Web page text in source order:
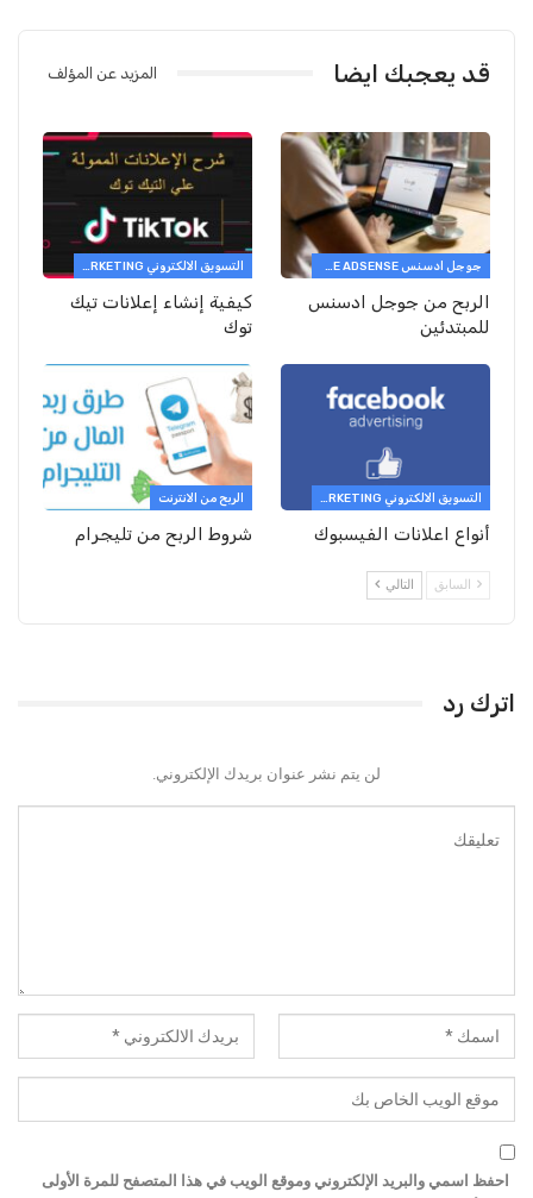
قد يعجبك ايضا المزيد عن المؤلف
جوجل ادسنس GOOGLE ADSENSE
الربح من جوجل ادسنس
للمبتدئين
التسويق الالكتروني E-MARKETING
كيفية إنشاء إعلانات تيك
توك
التسويق الالكتروني E-MARKETING
أنواع اعلانات الفيسبوك
الربح من الانترنت
شروط الربح من تليجرام
السابق التالي
اترك رد
لن يتم نشر عنوان بريدك الإلكتروني.
احفظ اسمي والبريد الإلكتروني وموقع الويب في هذا المتصفح للمرة الأولى